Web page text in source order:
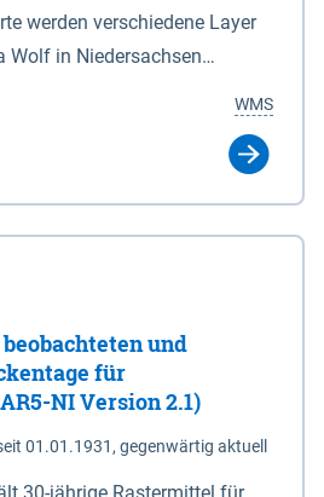
vor erhöhten Tiden, vor allem
bestimmt sind (§2 Abs.3
durch Widmung, die
Verordnung ausspricht.
werden verschiedene Layer
Wolf in Niedersachsen
Wolfsterritorien im
WMS
und
für
NI Version 2.1)
01.01.1931, gegenwärtig aktuell